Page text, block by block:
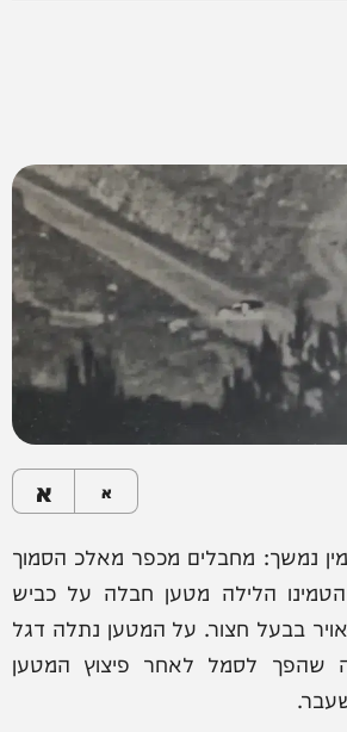
א א
נמשך: מחבלים מכפר מאלכ הסמוך
הלילה מטען חבלה על כביש
בבעל חצור. על המטען נתלה דגל
שהפך לסמל לאחר פיצוץ המטען